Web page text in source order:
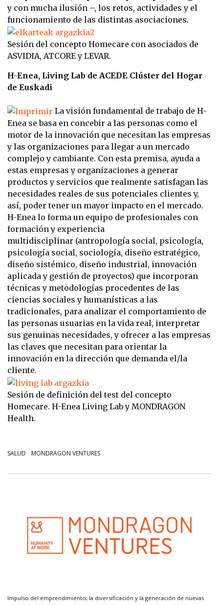
y con mucha ilusión –, los retos, actividades y el
funcionamiento de las distintas asociaciones.
Sesión del concepto Homecare con asociados de
ASVIDIA, ATCORE y LEVAR.
H-Enea, Living Lab de ACEDE Clúster del Hogar
de Euskadi
La visión fundamental de trabajo de H-
Enea se basa en concebir a las personas como el
motor de la innovación que necesitan las empresas
y las organizaciones para llegar a un mercado
complejo y cambiante. Con esta premisa, ayuda a
estas empresas y organizaciones a generar
productos y servicios que realmente satisfagan las
necesidades reales de sus potenciales clientes y,
así, poder tener un mayor impacto en el mercado.
H-Enea lo forma un equipo de profesionales con
formación y experiencia
multidisciplinar (antropología social, psicología,
psicología social, sociología, diseño estratégico,
diseño sistémico, diseño industrial, innovación
aplicada y gestión de proyectos) que incorporan
técnicas y metodologías procedentes de las
ciencias sociales y humanísticas a las
tradicionales, para analizar el comportamiento de
las personas usuarias en la vida real, interpretar
sus genuinas necesidades, y ofrecer a las empresas
las claves que necesitan para orientar la
innovación en la dirección que demanda el/la
cliente.
Sesión de definición del test del concepto
Homecare. H-Enea Living Lab y MONDRAGON
Health.
SALUD MONDRAGON VENTURES
Impulso del emprendimiento, la diversificación y la generación de nuevas